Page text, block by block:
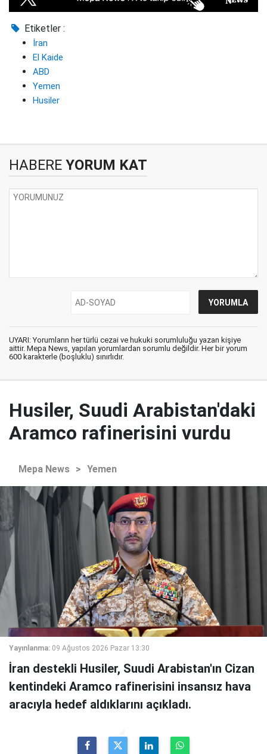
Etiketler :
İran
El Kaide
ABD
Yemen
Husiler
HABERE YORUM KAT
UYARI: Yorumların her türlü cezai ve hukuki sorumluluğu yazan kişiye
aittir. Mepa News, yapılan yorumlardan sorumlu değildir. Her bir yorum
600 karakterle (boşluklu) sınırlıdır.
Husiler, Suudi Arabistan'daki
Aramco rafinerisini vurdu
Mepa News > Yemen
Yayınlanma: 09 Ağustos 2026 Pazar 13:30
İran destekli Husiler, Suudi Arabistan'ın Cizan
kentindeki Aramco rafinerisini insansız hava
aracıyla hedef aldıklarını açıkladı.